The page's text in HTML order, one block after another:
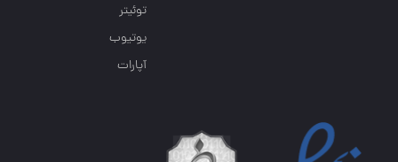
توئیتر
یوتیوب
آپارات